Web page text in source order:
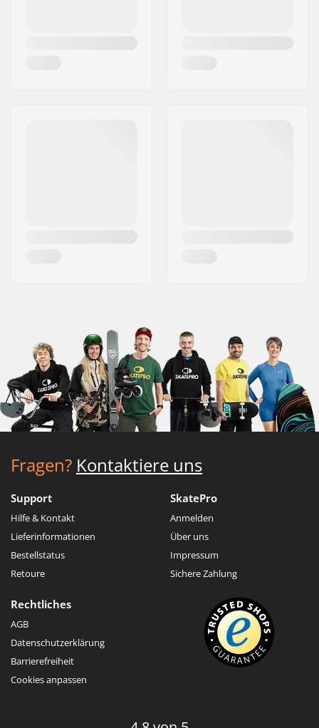
Fragen? Kontaktiere uns
Support
Hilfe & Kontakt
Lieferinformationen
Bestellstatus
Retoure
SkatePro
Anmelden
Über uns
Impressum
Sichere Zahlung
Rechtliches
AGB
Datenschutzerklärung
Barrierefreiheit
Cookies anpassen